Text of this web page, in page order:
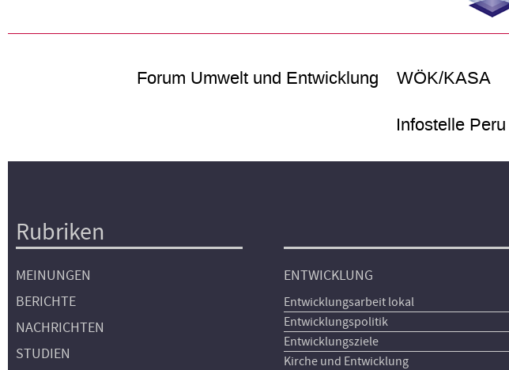
Forum Umwelt und Entwicklung WÖK/KASA
Infostelle Peru
Hauptnavigation
Rubriken
MEINUNGEN
BERICHTE
NACHRICHTEN
STUDIEN
ENTWICKLUNG
Entwicklungsarbeit lokal
Entwicklungspolitik
Entwicklungsziele
Kirche und Entwicklung